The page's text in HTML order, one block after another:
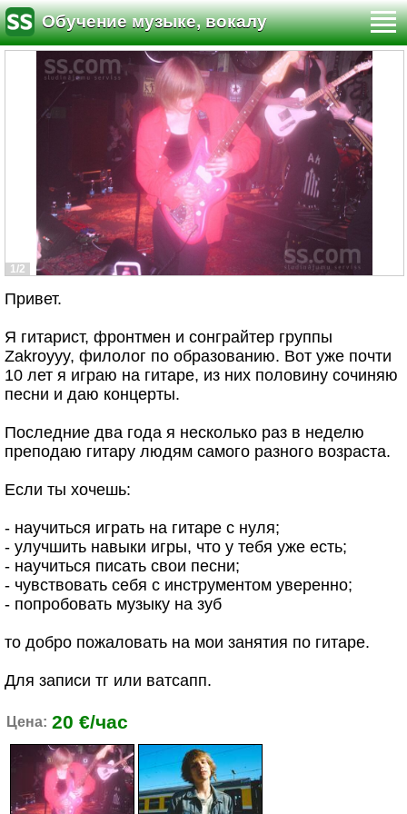
Обучение музыке, вокалу
1/2
Привет.
Я гитарист, фронтмен и сонграйтер группы
Zakroyyy, филолог по образованию. Вот уже почти
10 лет я играю на гитаре, из них половину сочиняю
песни и даю концерты.
Последние два года я несколько раз в неделю
преподаю гитару людям самого разного возраста.
Если ты хочешь:
- научиться играть на гитаре с нуля;
- улучшить навыки игры, что у тебя уже есть;
- научиться писать свои песни;
- чувствовать себя с инструментом уверенно;
- попробовать музыку на зуб
то добро пожаловать на мои занятия по гитаре.
Для записи тг или ватсапп.
Цена: 20 €/час